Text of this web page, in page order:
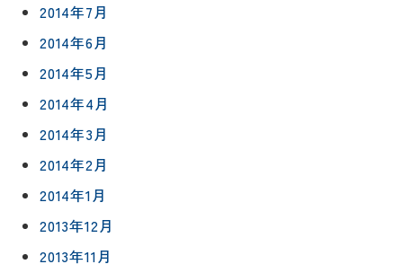
2014年7月
2014年6月
2014年5月
2014年4月
2014年3月
2014年2月
2014年1月
2013年12月
2013年11月